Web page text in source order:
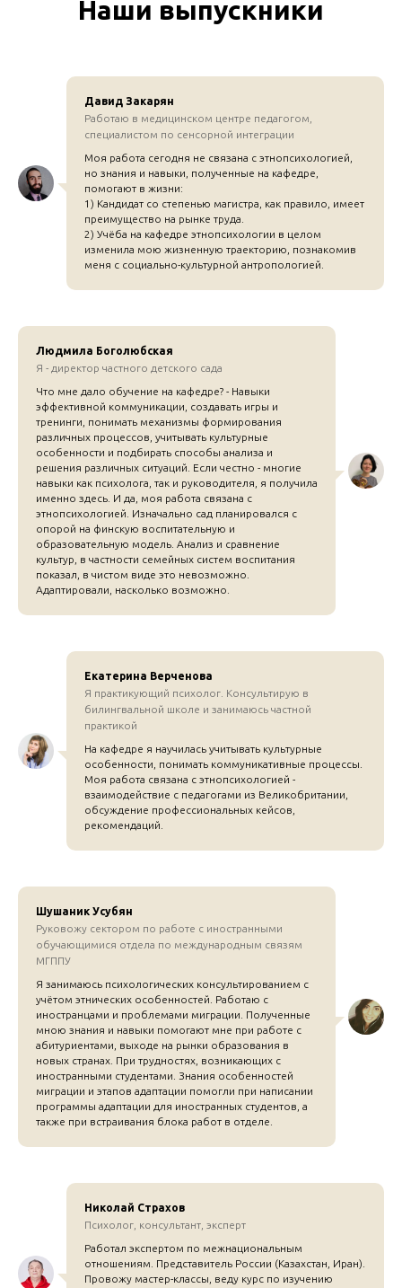
Наши выпускники
Давид Закарян
Работаю в медицинском центре педагогом,
специалистом по сенсорной интеграции
Моя работа сегодня не связана с этнопсихологией,
но знания и навыки, полученные на кафедре,
помогают в жизни:
1) Кандидат со степенью магистра, как правило, имеет
преимущество на рынке труда.
2) Учёба на кафедре этнопсихологии в целом
изменила мою жизненную траекторию, познакомив
меня с социально-культурной антропологией.
Людмила Боголюбская
Я - директор частного детского сада
Что мне дало обучение на кафедре? - Навыки
эффективной коммуникации, создавать игры и
тренинги, понимать механизмы формирования
различных процессов, учитывать культурные
особенности и подбирать способы анализа и
решения различных ситуаций. Если честно - многие
навыки как психолога, так и руководителя, я получила
именно здесь. И да, моя работа связана с
этнопсихологией. Изначально сад планировался с
опорой на финскую воспитательную и
образовательную модель. Анализ и сравнение
культур, в частности семейных систем воспитания
показал, в чистом виде это невозможно.
Адаптировали, насколько возможно.
Екатерина Верченова
Я практикующий психолог. Консультирую в
билингвальной школе и занимаюсь частной
практикой
На кафедре я научилась учитывать культурные
особенности, понимать коммуникативные процессы.
Моя работа связана с этнопсихологией -
взаимодействие с педагогами из Великобритании,
обсуждение профессиональных кейсов,
рекомендаций.
Шушаник Усубян
Руковожу сектором по работе с иностранными
обучающимися отдела по международным связям
МГППУ
Я занимаюсь психологических консультированием с
учётом этнических особенностей. Работаю с
иностранцами и проблемами миграции. Полученные
мною знания и навыки помогают мне при работе с
абитуриентами, выходе на рынки образования в
новых странах. При трудностях, возникающих с
иностранными студентами. Знания особенностей
миграции и этапов адаптации помогли при написании
программы адаптации для иностранных студентов, а
также при встраивания блока работ в отделе.
Николай Страхов
Психолог, консультант, эксперт
Работал экспертом по межнациональным
отношениям. Представитель России (Казахстан, Иран).
Провожу мастер-классы, веду курс по изучению